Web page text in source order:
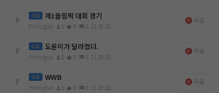
P
무료 제1올림픽 대회 경기
Prologue 0 0 0 21.09.28
무료
P
무료 도윤이가 달라졌다.
Prologue 0 0 0 21.09.28
무료
P
무료 WWB
Prologue 0 0 0 21.09.28
무료